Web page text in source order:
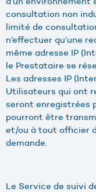
consultation non
limité de
n’effectuer qu’une
même adresse IP
le Prestataire se
Les adresses IP
Utilisateurs qui ont
seront enregistrées
pourront être
et/ou à tout officier
demande.
Le Service de suivi